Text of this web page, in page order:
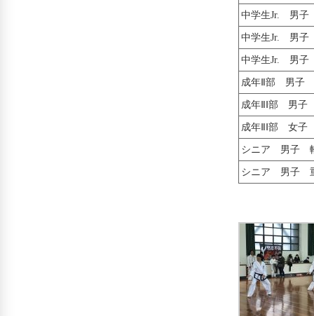
中学生Jr. 男子
中学生Jr. 男子
中学生Jr. 男子
成年Ⅱ部 男子
成年ⅡⅠ部 男子
成年ⅡⅠ部 女子
シニア 男子
シニア 男子